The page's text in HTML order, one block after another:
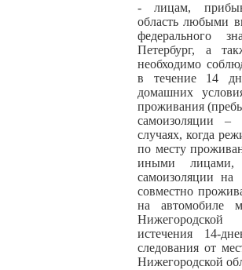
- лицам,
область любыми
федерального
Петербург, а
необходимо
в течение 14
домашних
проживания
самоизоляции –
случаях, когда
по месту
иными лицами,
самоизоляции
совместно
на автомобиле
истечения 14-
следования от
Нижегородской